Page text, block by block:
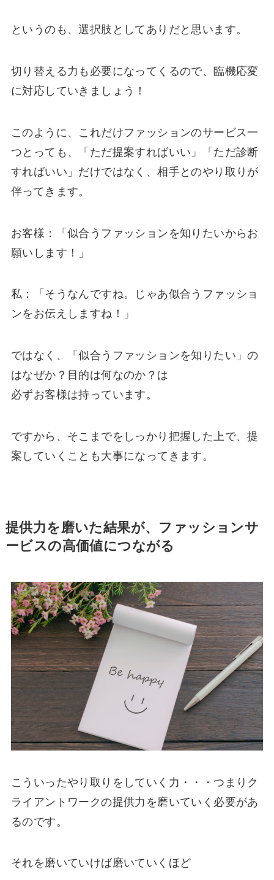
というのも、選択肢としてありだと思います。
切り替える力も必要になってくるので、臨機応変
に対応していきましょう！
このように、これだけファッションのサービス一
つとっても、「ただ提案すればいい」「ただ診断
すればいい」だけではなく、相手とのやり取りが
伴ってきます。
お客様：「似合うファッションを知りたいからお
願いします！」
私：「そうなんですね。じゃあ似合うファッショ
ンをお伝えしますね！」
ではなく、「似合うファッションを知りたい」の
はなぜか？目的は何なのか？は
必ずお客様は持っています。
ですから、そこまでをしっかり把握した上で、提
案していくことも大事になってきます。
提供力を磨いた結果が、ファッションサ
ービスの高価値につながる
こういったやり取りをしていく力・・・つまりク
ライアントワークの提供力を磨いていく必要があ
るのです。
それを磨いていけば磨いていくほど